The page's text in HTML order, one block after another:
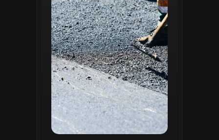
pavimentos, identificar áreas críticas e
planejar ações de manutenção preventiva
e corretiva. Com o auxílio do
geoprocessamento, é possível gerar
mapas detalhados que facilitam a
priorização de intervenções, otimizando
recursos e assegurando maior
durabilidade das vias. Relatórios
personalizáveis garantem transparência e
suporte na tomada de decisões
estratégicas.